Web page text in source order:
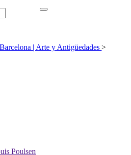
| Arte y Antigüedades >